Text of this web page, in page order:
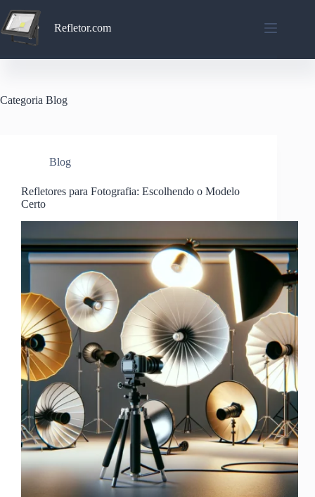
para
o
conteúdo
Refletor.com
Categoria Blog
Blog
Refletores para Fotografia: Escolhendo o Modelo
Certo